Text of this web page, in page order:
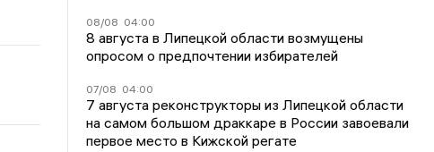
08/08 04:00
8 августа в Липецкой области возмущены
опросом о предпочтении избирателей
07/08 04:00
7 августа реконструкторы из Липецкой области
на самом большом драккаре в России завоевали
первое место в Кижской регате